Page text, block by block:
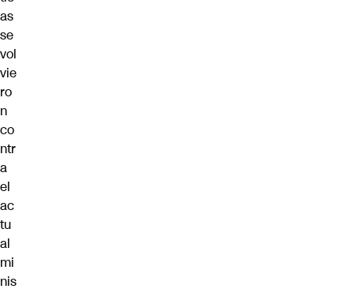
as
se
vol
vie
ro
n
co
ntr
a
el
ac
tu
al
mi
nis